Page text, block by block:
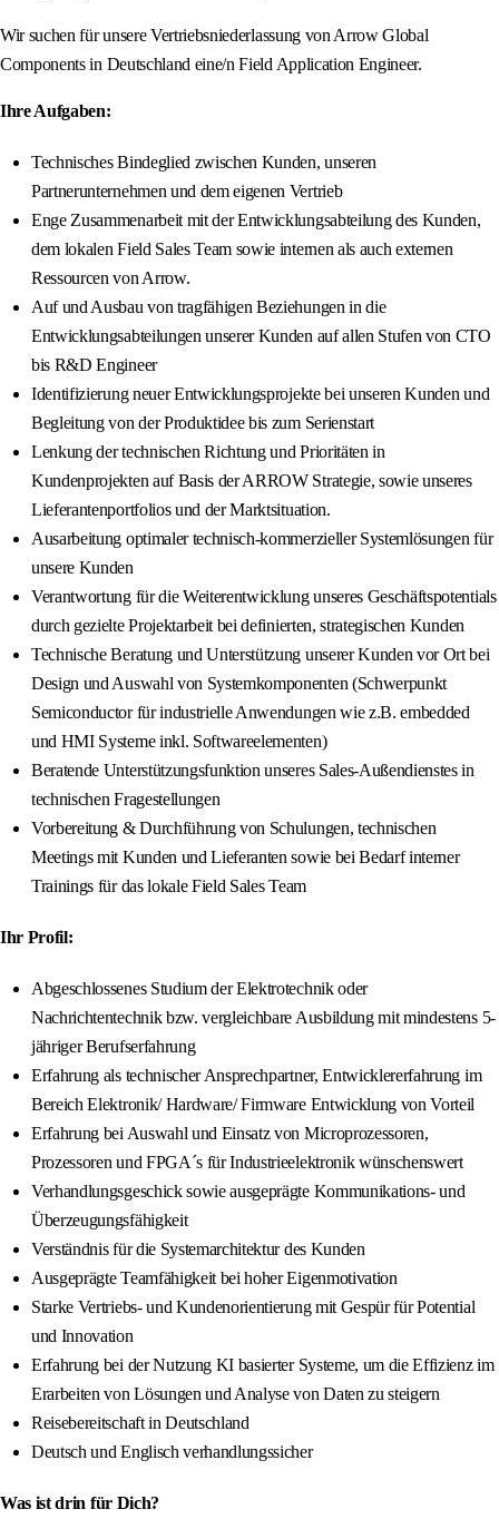
Wir suchen für unsere Vertriebsniederlassung von Arrow Global
Components in Deutschland eine/n Field Application Engineer.
Ihre Aufgaben:
Technisches Bindeglied zwischen Kunden, unseren
Partnerunternehmen und dem eigenen Vertrieb
Enge Zusammenarbeit mit der Entwicklungsabteilung des Kunden,
dem lokalen Field Sales Team sowie internen als auch externen
Ressourcen von Arrow.
Auf und Ausbau von tragfähigen Beziehungen in die
Entwicklungsabteilungen unserer Kunden auf allen Stufen von CTO
bis R&D Engineer
Identifizierung neuer Entwicklungsprojekte bei unseren Kunden und
Begleitung von der Produktidee bis zum Serienstart
Lenkung der technischen Richtung und Prioritäten in
Kundenprojekten auf Basis der ARROW Strategie, sowie unseres
Lieferantenportfolios und der Marktsituation.
Ausarbeitung optimaler technisch-kommerzieller Systemlösungen für
unsere Kunden
Verantwortung für die Weiterentwicklung unseres Geschäftspotentials
durch gezielte Projektarbeit bei definierten, strategischen Kunden
Technische Beratung und Unterstützung unserer Kunden vor Ort bei
Design und Auswahl von Systemkomponenten (Schwerpunkt
Semiconductor für industrielle Anwendungen wie z.B. embedded
und HMI Systeme inkl. Softwareelementen)
Beratende Unterstützungsfunktion unseres Sales-Außendienstes in
technischen Fragestellungen
Vorbereitung & Durchführung von Schulungen, technischen
Meetings mit Kunden und Lieferanten sowie bei Bedarf interner
Trainings für das lokale Field Sales Team
Ihr Profil:
Abgeschlossenes Studium der Elektrotechnik oder
Nachrichtentechnik bzw. vergleichbare Ausbildung mit mindestens 5-
jähriger Berufserfahrung
Erfahrung als technischer Ansprechpartner, Entwicklererfahrung im
Bereich Elektronik/ Hardware/ Firmware Entwicklung von Vorteil
Erfahrung bei Auswahl und Einsatz von Microprozessoren,
Prozessoren und FPGA´s für Industrieelektronik wünschenswert
Verhandlungsgeschick sowie ausgeprägte Kommunikations- und
Überzeugungsfähigkeit
Verständnis für die Systemarchitektur des Kunden
Ausgeprägte Teamfähigkeit bei hoher Eigenmotivation
Starke Vertriebs- und Kundenorientierung mit Gespür für Potential
und Innovation
Erfahrung bei der Nutzung KI basierter Systeme, um die Effizienz im
Erarbeiten von Lösungen und Analyse von Daten zu steigern
Reisebereitschaft in Deutschland
Deutsch und Englisch verhandlungssicher
Was ist drin für Dich?